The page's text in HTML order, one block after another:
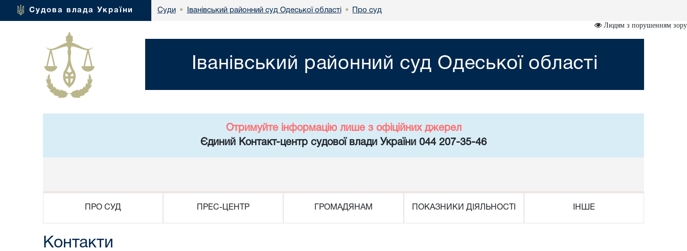
Судова влада України Суди • Іванівський районний суд Одеської області • Про суд
Людям з порушенням зору
Іванівський районний суд Одеської області
Отримуйте інформацію лише з офіційних джерел
Єдиний Контакт-центр судової влади України 044 207-35-46
ПРО СУД ПРЕС-ЦЕНТР ГРОМАДЯНАМ ПОКАЗНИКИ ДІЯЛЬНОСТІ ІНШЕ
Контакти